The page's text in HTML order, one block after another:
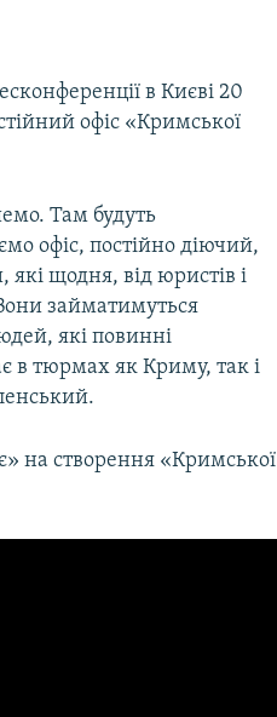
в Києві 20
офіс «Кримської
Там будуть
офіс, постійно діючий,
щодня, від юристів і
займатимуться
які повинні
в тюрмах як Криму, так і
на створення «Кримської